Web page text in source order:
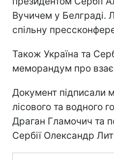
Вучичем у Белграді.
спільну
Також Україна та
меморандум про
Документ підписали
лісового та водного
Драган Гламочич та
Сербії Олександр